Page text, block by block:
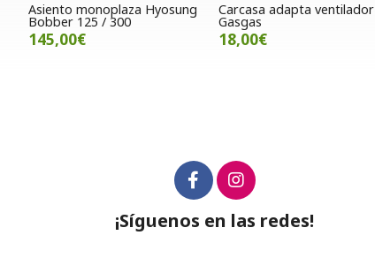
Asiento monoplaza Hyosung
Bobber 125 / 300
145,00€
Carcasa adapta ventilador
Gasgas
18,00€
¡Síguenos en las redes!